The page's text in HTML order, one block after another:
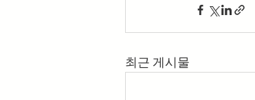
최근 게시물